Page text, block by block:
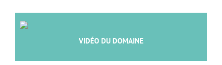
VIDÉO DU DOMAINE